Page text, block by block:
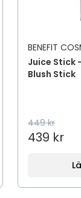
BENEFIT
Juice Stick
Blush Stick
449 kr
439 kr